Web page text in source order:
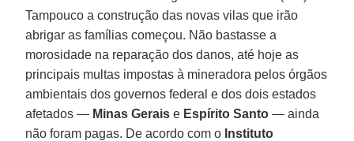
Tampouco a construção das novas vilas que irão
abrigar as famílias começou. Não bastasse a
morosidade na reparação dos danos, até hoje as
principais multas impostas à mineradora pelos órgãos
ambientais dos governos federal e dos dois estados
afetados — Minas Gerais e Espírito Santo — ainda
não foram pagas. De acordo com o Instituto